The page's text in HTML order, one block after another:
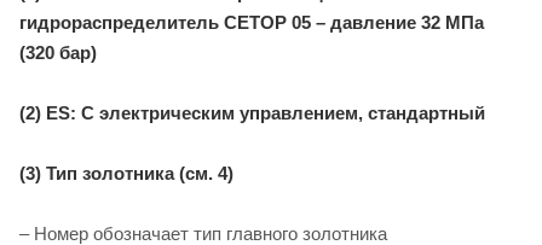
гидрораспределитель CETOP 05 – давление 32 МПа
(320 бар)
(2) ES: С электрическим управлением, стандартный
(3) Тип золотника (см. 4)
– Номер обозначает тип главного золотника